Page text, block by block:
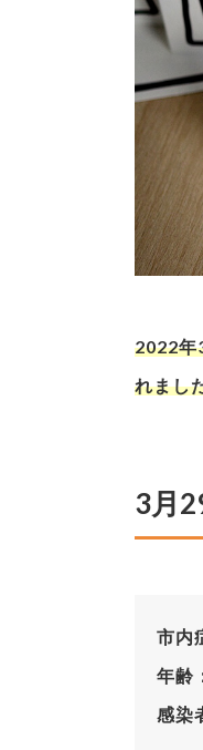
2022年
れまし
3月
市内
年齢
感染